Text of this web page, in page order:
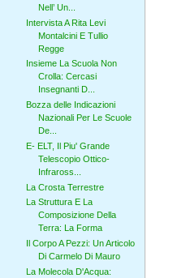
Nell’ Un...
Intervista A Rita Levi
Montalcini E Tullio
Regge
Insieme La Scuola Non
Crolla: Cercasi
Insegnanti D...
Bozza delle Indicazioni
Nazionali Per Le Scuole
De...
E- ELT, Il Piu' Grande
Telescopio Ottico-
Infraross...
La Crosta Terrestre
La Struttura E La
Composizione Della
Terra: La Forma
Il Corpo A Pezzi: Un Articolo
Di Carmelo Di Mauro
La Molecola D'Acqua: